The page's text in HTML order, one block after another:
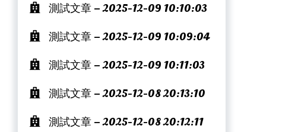
測試文章 – 2025-12-09 10:10:03
測試文章 – 2025-12-09 10:09:04
測試文章 – 2025-12-09 10:11:03
測試文章 – 2025-12-08 20:13:10
測試文章 – 2025-12-08 20:12:11